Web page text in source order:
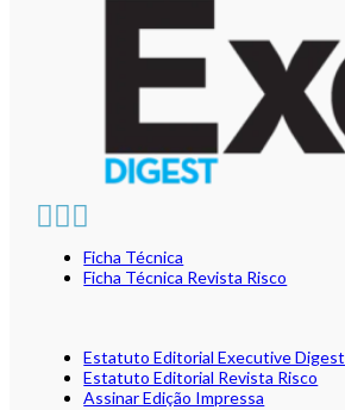
Ficha Técnica
Ficha Técnica Revista Risco
Estatuto Editorial Executive Digest
Estatuto Editorial Revista Risco
Assinar Edição Impressa